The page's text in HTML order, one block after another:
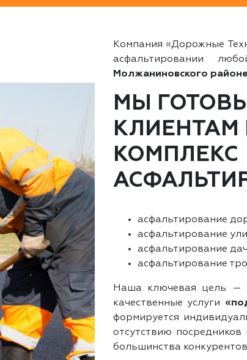
Компания «Дорожные
асфальтировании
Молжаниновского районе
МЫ
КОМПЛЕКС
асфальтирование
асфальтирование
асфальтирование
асфальтирование
Наша ключевая цель —
качественные услуги
формируется
отсутствию
большинства